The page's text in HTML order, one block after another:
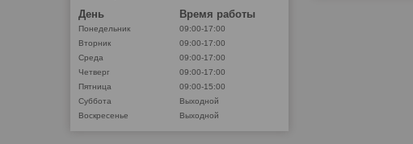
День
Время работы
Понедельник
09:00-17:00
Вторник
09:00-17:00
Среда
09:00-17:00
Четверг
09:00-17:00
Пятница
09:00-15:00
Суббота
Выходной
Воскресенье
Выходной